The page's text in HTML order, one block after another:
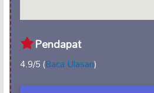
Pendapat
4.9/5 (Baca Ulasan)